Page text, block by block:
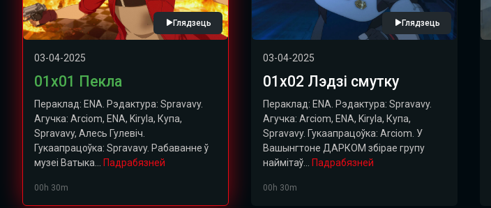
Глядзець
03-04-2025
01х01 Пекла
Пераклад: ENA. Рэдактура: Spravavy.
Агучка: Arciom, ENA, Kiryla, Купа,
Spravavy, Алесь Гулевіч.
Гукаапрацоўка: Spravavy. Рабаванне ў
музеі Ватыка...
Падрабязней
00h 30m
Глядзець
03-04-2025
01х02 Лэдзі смутку
Пераклад: ENA. Рэдактура: Spravavy.
Агучка: Arciom, ENA, Kiryla, Купа,
Spravavy. Гукаапрацоўка: Arciom. У
Вашынгтоне ДАРКОМ збірае групу
наймітаў...
Падрабязней
00h 30m